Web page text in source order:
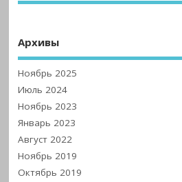
Архивы
Ноябрь 2025
Июль 2024
Ноябрь 2023
Январь 2023
Август 2022
Ноябрь 2019
Октябрь 2019